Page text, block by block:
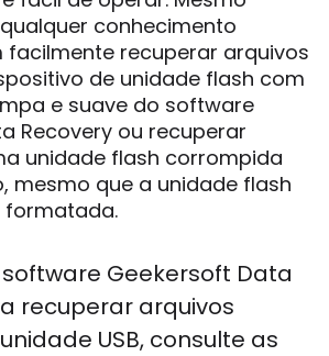
conhecimento
recuperar arquivos
de unidade flash com
e suave do software
Recovery ou recuperar
unidade flash corrompida
mesmo que a unidade flash
formatada.
Geekersoft Data
recuperar arquivos
USB, consulte as